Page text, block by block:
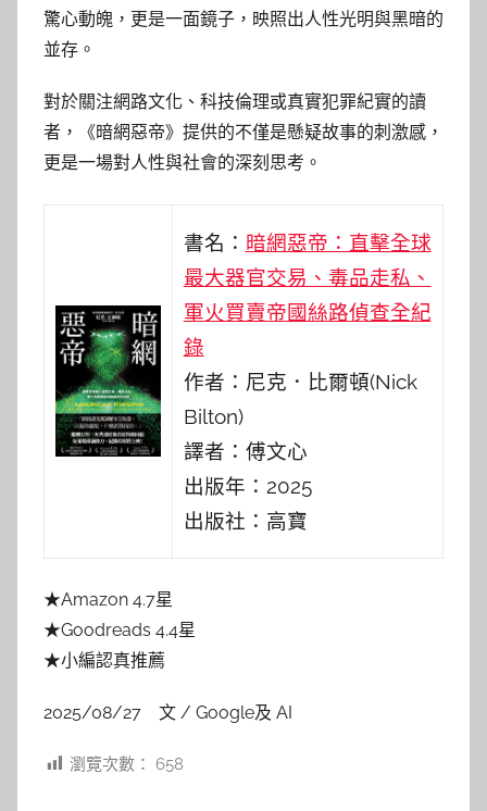
驚心動魄，更是一面鏡子，映照出人性光明與黑暗的
並存。
對於關注網路文化、科技倫理或真實犯罪紀實的讀
者，《暗網惡帝》提供的不僅是懸疑故事的刺激感，
更是一場對人性與社會的深刻思考。
書名： 暗網惡帝：直擊全球
最大器官交易、毒品走私、
軍火買賣帝國絲路偵查全紀
錄
作者：尼克．比爾頓(Nick
Bilton)
譯者：傅文心
出版年：2025
出版社：高寶
★Amazon 4.7星
★Goodreads 4.4星
★小編認真推薦
2025/08/27 文 / Google及 AI
瀏覽次數： 658